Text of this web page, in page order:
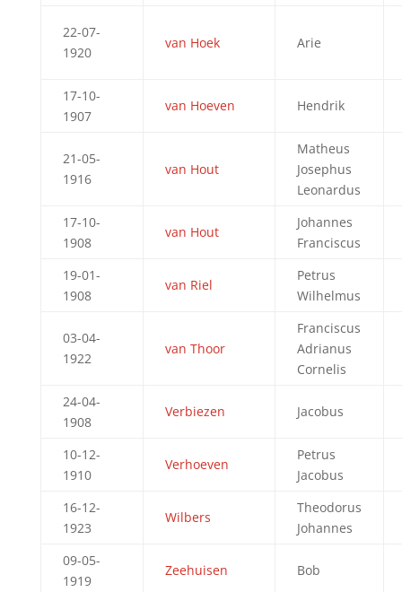
22-07-
1920
van Hoek Arie
17-10-
1907
van Hoeven Hendrik
21-05-
1916
van Hout
Matheus
Josephus
Leonardus
17-10-
1908
van Hout
Johannes
Franciscus
19-01-
1908
van Riel
Petrus
Wilhelmus
03-04-
1922
van Thoor
Franciscus
Adrianus
Cornelis
24-04-
1908
Verbiezen Jacobus
10-12-
1910
Verhoeven
Petrus
Jacobus
16-12-
1923
Wilbers
Theodorus
Johannes
09-05-
1919
Zeehuisen Bob